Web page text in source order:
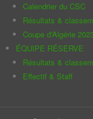
Calendrier du CSC
Résultats &
Coupe d'Algérie
ÉQUIPE RÉSERVE
Résultats &
Effectif & Staff